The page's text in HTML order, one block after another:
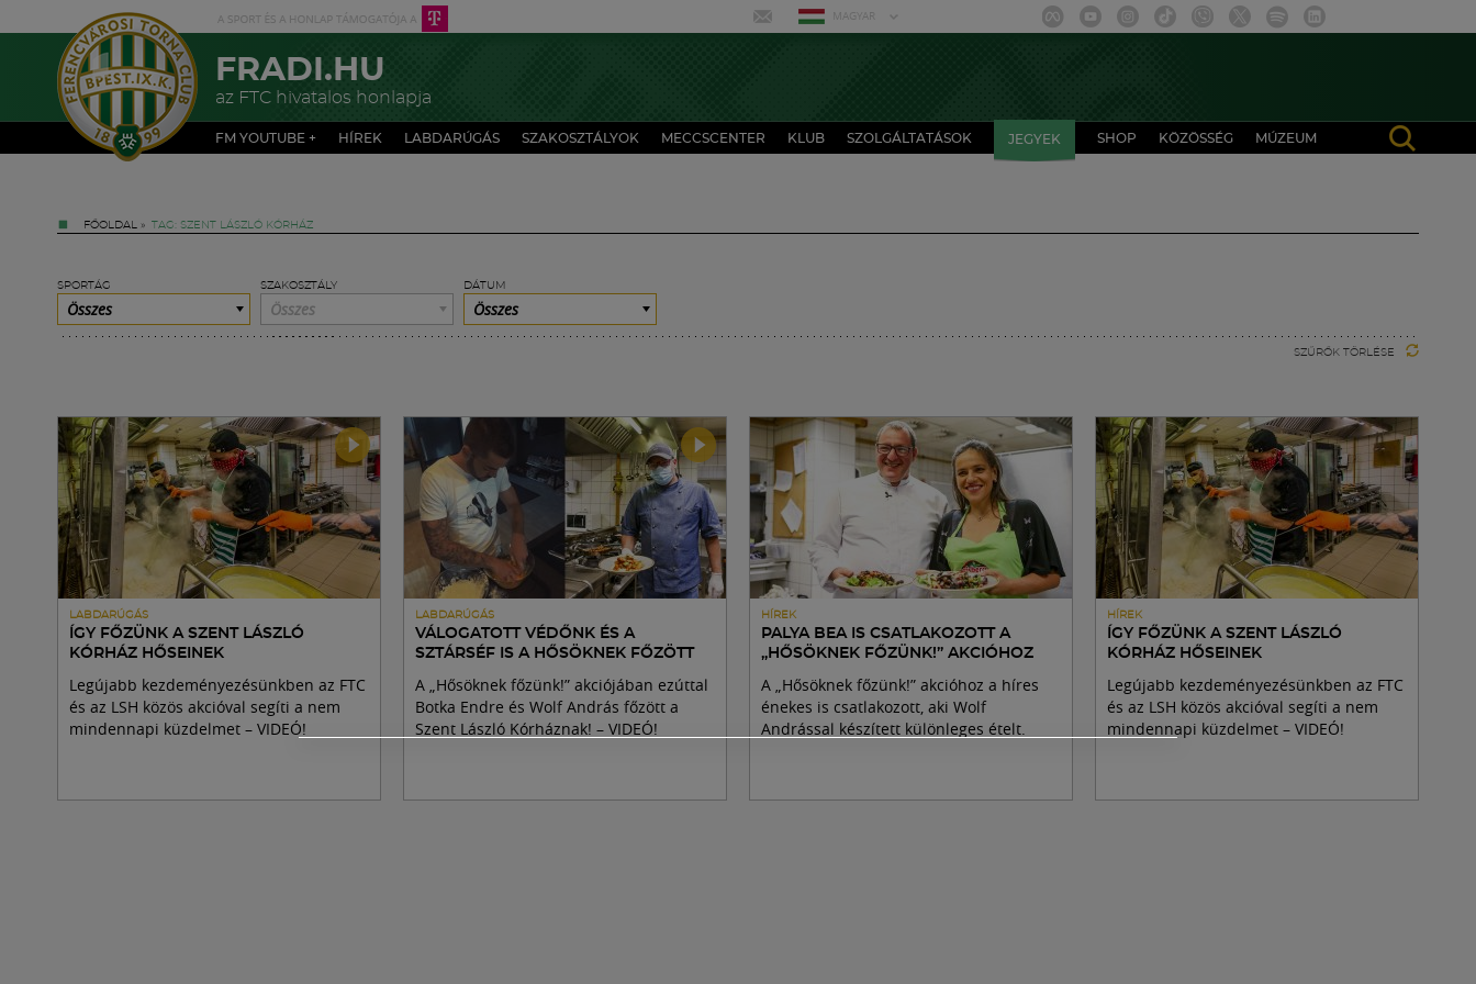
MAGYAR
FRADI.HU
az FTC hivatalos honlapja
FM YOUTUBE + HÍREK LABDARÚGÁS SZAKOSZTÁLYOK MECCSCENTER KLUB SZOLGÁLTATÁSOK JEGYEK SHOP KÖZÖSSÉG MÚZEUM
FŐOLDAL » TAG: SZENT LÁSZLÓ KÓRHÁZ
SPORTÁG
Összes
SZAKOSZTÁLY
Összes
DÁTUM
Összes
SZŰRŐK TÖRLÉSE
LABDARÚGÁS
ÍGY FŐZÜNK A SZENT LÁSZLÓ
KÓRHÁZ HŐSEINEK
Legújabb kezdeményezésünkben az FTC
és az LSH közös akcióval segíti a nem
mindennapi küzdelmet – VIDEÓ!
LABDARÚGÁS
VÁLOGATOTT VÉDŐNK ÉS A
SZTÁRSÉF IS A HŐSÖKNEK FŐZÖTT
A „Hősöknek főzünk!” akciójában ezúttal
Botka Endre és Wolf András főzött a
Szent László Kórháznak! – VIDEÓ!
HÍREK
PALYA BEA IS CSATLAKOZOTT A
„HŐSÖKNEK FŐZÜNK!” AKCIÓHOZ
A „Hősöknek főzünk!” akcióhoz a híres
énekes is csatlakozott, aki Wolf
Andrással készített különleges ételt.
HÍREK
ÍGY FŐZÜNK A SZENT LÁSZLÓ
KÓRHÁZ HŐSEINEK
Legújabb kezdeményezésünkben az FTC
és az LSH közös akcióval segíti a nem
mindennapi küzdelmet – VIDEÓ!